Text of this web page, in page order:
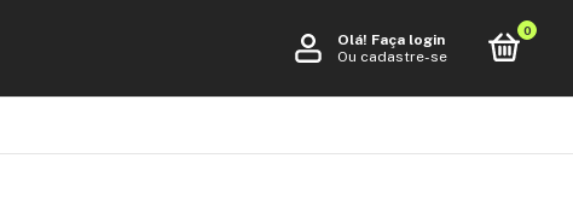
Olá! Faça login
Ou cadastre-se
0